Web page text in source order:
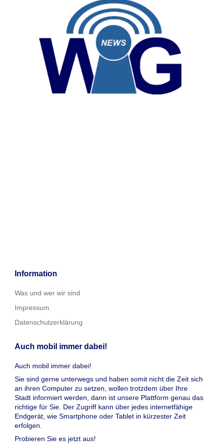
Information
Was und wer wir sind
Impressum
Datenschutzerklärung
Auch mobil immer dabei!
Auch mobil immer dabei!
Sie sind gerne unterwegs und haben somit nicht die Zeit sich
an ihren Computer zu setzen, wollen trotzdem über Ihre
Stadt informiert werden, dann ist unsere Plattform genau das
richtige für Sie. Der Zugriff kann über jedes internetfähige
Endgerät, wie Smartphone oder Tablet in kürzester Zeit
erfolgen.
Probieren Sie es jetzt aus!